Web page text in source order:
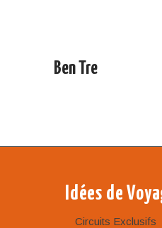
Ben Tre
Idées de
Circuits Exclusifs